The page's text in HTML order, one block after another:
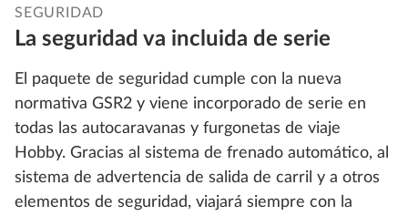
SEGURIDAD
La seguridad va incluida de serie
El paquete de seguridad cumple con la nueva
normativa GSR2 y viene incorporado de serie en
todas las autocaravanas y furgonetas de viaje
Hobby. Gracias al sistema de frenado automático, al
sistema de advertencia de salida de carril y a otros
elementos de seguridad, viajará siempre con la